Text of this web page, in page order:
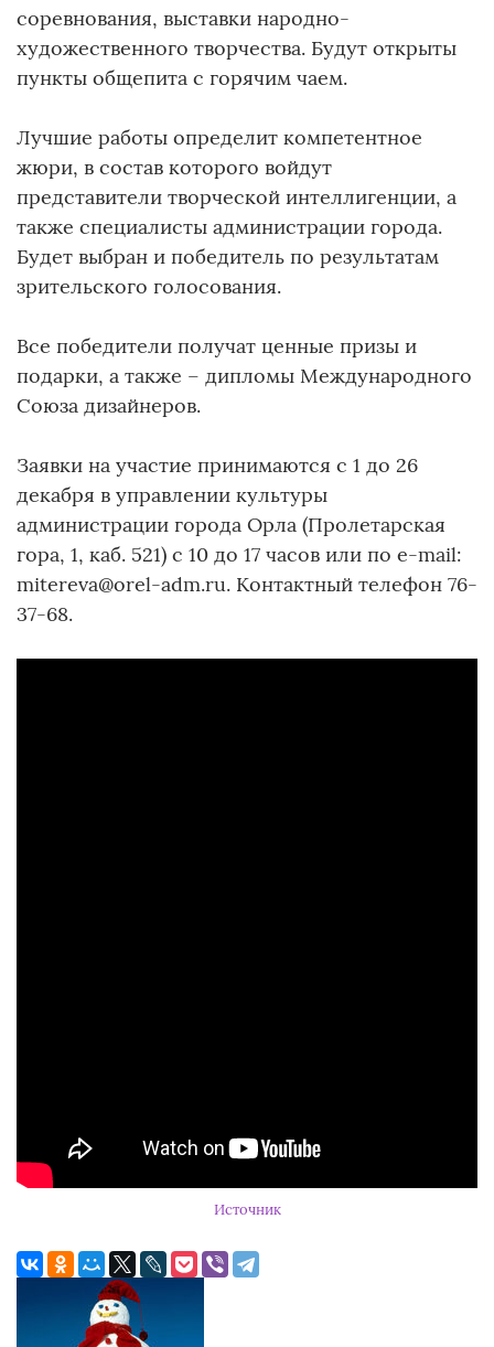
соревнования, выставки народно-
художественного творчества. Будут открыты
пункты общепита с горячим чаем.
Лучшие работы определит компетентное
жюри, в состав которого войдут
представители творческой интеллигенции, а
также специалисты администрации города.
Будет выбран и победитель по результатам
зрительского голосования.
Все победители получат ценные призы и
подарки, а также – дипломы Международного
Союза дизайнеров.
Заявки на участие принимаются c 1 до 26
декабря в управлении культуры
администрации города Орла (Пролетарская
гора, 1, каб. 521) с 10 до 17 часов или по e-mail:
mitereva@orel-adm.ru. Контактный телефон 76-
37-68.
Источник